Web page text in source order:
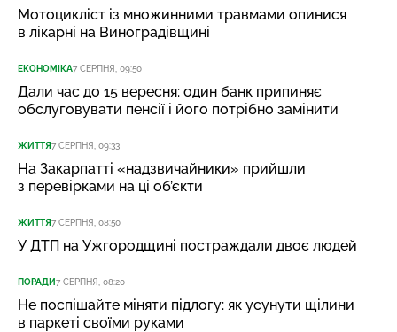
Мотоцикліст із множинними травмами опинися
в лікарні на Виноградівщині
ЕКОНОМІКА7 СЕРПНЯ, 09:50
Дали час до 15 вересня: один банк припиняє
обслуговувати пенсії і його потрібно замінити
ЖИТТЯ7 СЕРПНЯ, 09:33
На Закарпатті «надзвичайники» прийшли
з перевірками на ці об’єкти
ЖИТТЯ7 СЕРПНЯ, 08:50
У ДТП на Ужгородщині постраждали двоє людей
ПОРАДИ7 СЕРПНЯ, 08:20
Не поспішайте міняти підлогу: як усунути щілини
в паркеті своїми руками